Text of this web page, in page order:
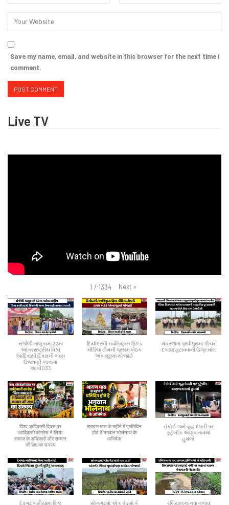
Save my name, email, and website in this browser for the next time I
comment.
Live TV
1 / 1334 Next »
સંજેલી તાલુકામાં 32મા
આંતરરાષ્ટ્રીય વિશ્વ
આદિવાસી દિવસની ભવ્ય
ઉજવણી કરવામાં
આવી033
દિયોદરની નવનિયુક્ત ફિલ્ડ
મીડિયા ટીમની પ્રથમ બેઠક
અંબાજીમાં યોજાઈ
મેઘરજના પૃથ્વીપુરામાં ગૌચર
દબાણ હટાવવાની ઉગ્ર માંગ
विश्व आदिवासी दिवस पर
आदिवासी कांग्रेस ने लिया
समाज के अधिकारों और सम्मान
की रक्षा का संकल्प
श्रावण मास के महीने में प्रतिदिन
होते है भगवान भोलेनाथ के
अभिषेक
નેકોઈ ગામે વૃદ્ધ દંપતી પર
કુટુંબીક અણબનાવમાં
હુમલો
દેવગઢ બારીયામાં વિશ્વ
સોનગઢમાં ‘એક પેડ માં કે
રખિયાલના નવા તળાવ